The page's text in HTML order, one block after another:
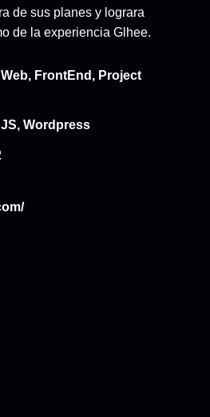
de sus planes y lograra
de la experiencia Glhee.
, FrontEnd , Project
JS, Wordpress